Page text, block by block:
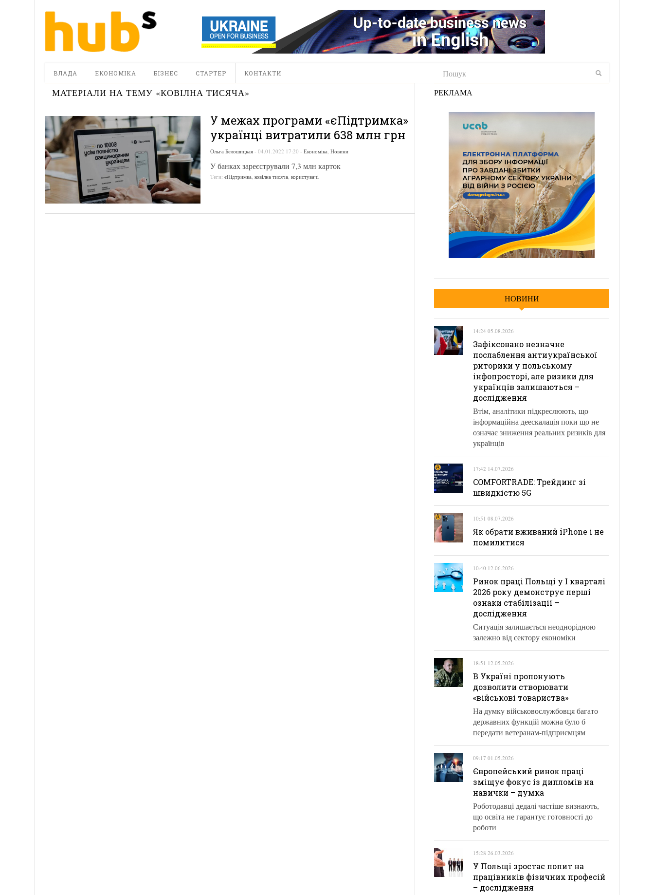
ВЛАДА ЕКОНОМІКА БІЗНЕС СТАРТЕР КОНТАКТИ
МАТЕРІАЛИ НА ТЕМУ «КОВІЛНА ТИСЯЧА»
У межах програми «єПідтримка»
українці витратили 638 млн грн
Ольга Белошицкая - 04.01.2022 17:20 - Економіка, Новини
У банках зареєстрували 7,3 млн карток
Теги: єПідтримка, ковілна тисяча, користувачі
РЕКЛАМА
НОВИНИ
14:24 05.08.2026
Зафіксовано незначне
послаблення антиукраїнської
риторики у польському
інфопросторі, але ризики для
українців залишаються –
дослідження
Втім, аналітики підкреслюють, що
інформаційна деескалація поки що не
означає зниження реальних ризиків для
українців
17:42 14.07.2026
COMFORTRADE: Трейдинг зі
швидкістю 5G
10:51 08.07.2026
Як обрати вживаний iPhone і не
помилитися
10:40 12.06.2026
Ринок праці Польщі у І кварталі
2026 року демонструє перші
ознаки стабілізації –
дослідження
Ситуація залишається неоднорідною
залежно від сектору економіки
18:51 12.05.2026
В Україні пропонують
дозволити створювати
«військові товариства»
На думку військовослужбовця багато
державних функцій можна було б
передати ветеранам-підприємцям
09:17 01.05.2026
Європейський ринок праці
зміщує фокус із дипломів на
навички – думка
Роботодавці дедалі частіше визнають,
що освіта не гарантує готовності до
роботи
15:28 26.03.2026
У Польщі зростає попит на
працівників фізичних професій
– дослідження